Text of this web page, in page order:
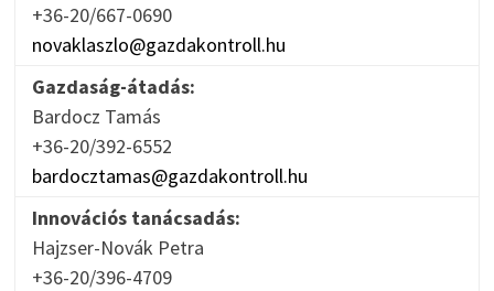
+36-20/667-0690
novaklaszlo@gazdakontroll.hu
Gazdaság-átadás:
Bardocz Tamás
+36-20/392-6552
bardocztamas@gazdakontroll.hu
Innovációs tanácsadás:
Hajzser-Novák Petra
+36-20/396-4709